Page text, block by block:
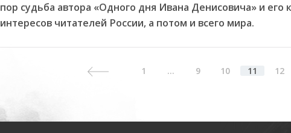
пор судьба автора «Одного дня Ивана Денисовича» и его
интересов читателей России, а потом и всего мира.
Previous1 ... 9 10 11 12